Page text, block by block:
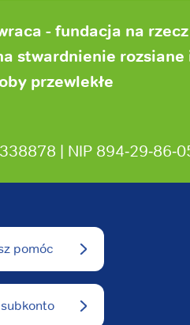
- fundacja na rzecz
stwardnienie rozsiane
przewlekłe
| NIP
pomóc